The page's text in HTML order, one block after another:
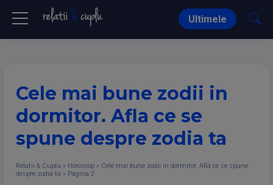
Ultimele
Cele mai bune zodii in
dormitor. Afla ce se
spune despre zodia ta
Relatii & Cuplu » Horoscop » Cele mai bune zodii in dormitor. Afla ce se spune
despre zodia ta » Pagina 2